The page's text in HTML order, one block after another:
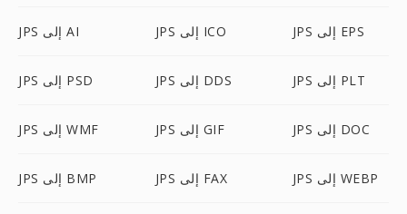
JPS إلى AI JPS إلى ICO JPS إلى EPS
JPS إلى PSD JPS إلى DDS JPS إلى PLT
JPS إلى WMF JPS إلى GIF JPS إلى DOC
JPS إلى BMP JPS إلى FAX JPS إلى WEBP